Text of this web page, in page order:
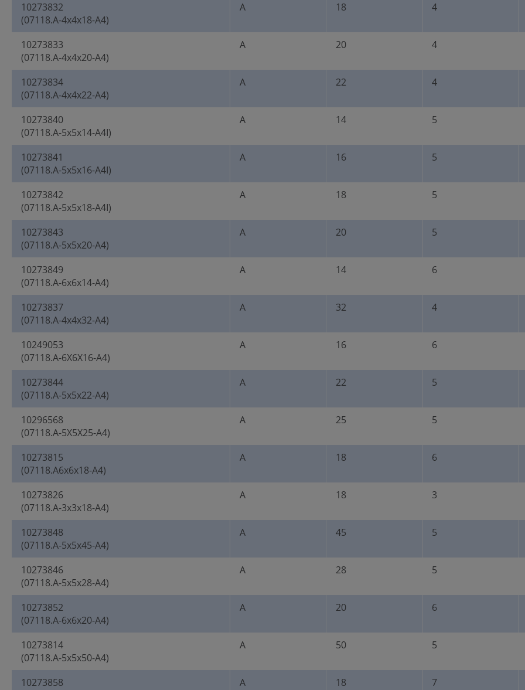
10273832
(07118.A-4x4x18-A4)
A 18 4
10273833
(07118.A-4x4x20-A4)
A 20 4
10273834
(07118.A-4x4x22-A4)
A 22 4
10273840
(07118.A-5x5x14-A4I)
A 14 5
10273841
(07118.A-5x5x16-A4I)
A 16 5
10273842
(07118.A-5x5x18-A4I)
A 18 5
10273843
(07118.A-5x5x20-A4)
A 20 5
10273849
(07118.A-6x6x14-A4)
A 14 6
10273837
(07118.A-4x4x32-A4)
A 32 4
10249053
(07118.A-6X6X16-A4)
A 16 6
10273844
(07118.A-5x5x22-A4)
A 22 5
10296568
(07118.A-5X5X25-A4)
A 25 5
10273815
(07118.A6x6x18-A4)
A 18 6
10273826
(07118.A-3x3x18-A4)
A 18 3
10273848
(07118.A-5x5x45-A4)
A 45 5
10273846
(07118.A-5x5x28-A4)
A 28 5
10273852
(07118.A-6x6x20-A4)
A 20 6
10273814
(07118.A-5x5x50-A4)
A 50 5
10273858
A 18 7